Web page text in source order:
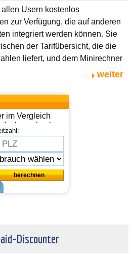
Usern kostenlos
zur Verfügung, die auf anderen
integriert werden können. Sie
der Tarifübersicht, die die
liefert, und dem Minirechner
weiter
im Vergleich
wechseln
Discounter